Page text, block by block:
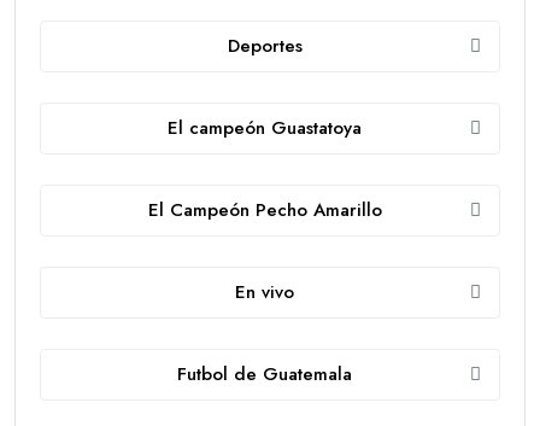
Deportes
El campeón Guastatoya
El Campeón Pecho Amarillo
En vivo
Futbol de Guatemala